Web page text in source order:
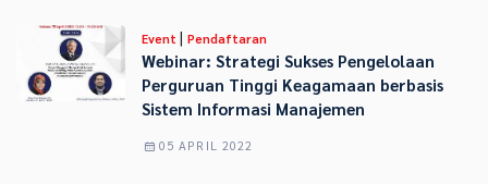
Event | Pendaftaran
Webinar: Strategi Sukses Pengelolaan
Perguruan Tinggi Keagamaan berbasis
Sistem Informasi Manajemen
05 APRIL 2022